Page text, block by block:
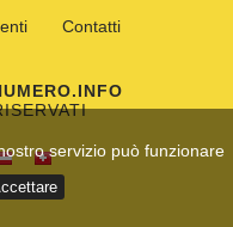
servizio può funzionare
Contatti